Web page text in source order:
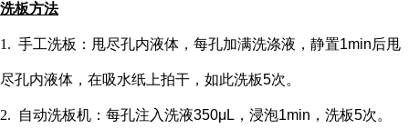
洗板方法
1. 手工洗板：甩尽孔内液体，每孔加满洗涤液，静置1min后甩
尽孔内液体，在吸水纸上拍干，如此洗板5次。
2. 自动洗板机：每孔注入洗液350μL，浸泡1min，洗板5次。